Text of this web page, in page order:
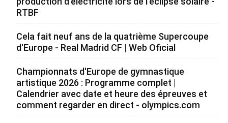
RTBF
Cela fait neuf ans de la quatrième Supercoupe
d'Europe - Real Madrid CF | Web Oficial
Championnats d'Europe de gymnastique
artistique 2026 : Programme complet |
Calendrier avec date et heure des épreuves et
comment regarder en direct - olympics.com